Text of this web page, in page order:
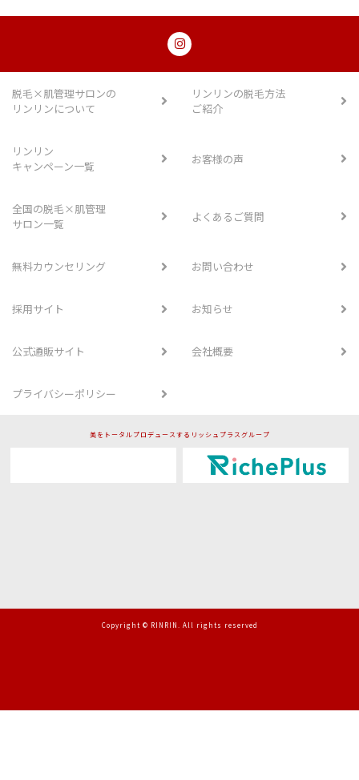
脱毛×肌管理サロンの
リンリンについて
リンリンの脱毛方法
ご紹介
リンリン
キャンペーン一覧
お客様の声
全国の脱毛×肌管理
サロン一覧
よくあるご質問
無料カウンセリング お問い合わせ
採用サイト お知らせ
公式通販サイト 会社概要
プライバシーポリシー
美をトータルプロデュースするリッシュプラスグループ
Copyright © RINRIN. All rights reserved